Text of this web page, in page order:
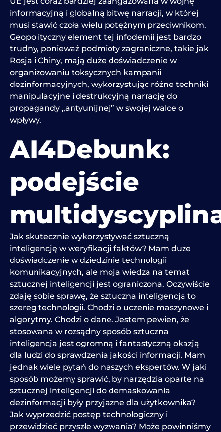
informacyjną i globalną bitwę narracji, w której
musi stawić czoła wielu potężnym przeciwnikom.
Geopolityczny element tej infodemii jest bardzo
trudny, ponieważ podmioty zagraniczne, takie jak
Rosja i Chiny, mają duże doświadczenie w
organizowaniu toksycznych kampanii
dezinformacyjnych, wykorzystując różne techniki
manipulacyjne i destrukcyjną narrację do
propagandy „antyunijnej” w swojej walce o
wpływy.
AI4Debunk:
podejście
Jak skutecznie wykorzystywać sztuczną
inteligencję w weryfikacji faktów? Mam duże
doświadczenie w dziedzinie technologii
komunikacyjnych, ale moja wiedza na temat
sztucznej inteligencji jest ograniczona. Oczywiście
zdaję sobie sprawę, że sztuczna inteligencja to
szereg technologii. Chodzi o uczenie maszynowe i
algorytmy. Chodzi o dane. Jestem pewien, że
stosowana w rozsądny sposób sztuczna
inteligencja jest ogromną i fantastyczną okazją
dla ludzi do sprawdzenia jakości informacji. Mam
jednak wiele pytań do naszych ekspertów. W jaki
sposób możemy sprawić, by narzędzia oparte na
sztucznej inteligencji do demaskowania
dezinformacji były przyjazne dla użytkownika?
Jak wyprzedzić postęp technologiczny i
przewidzieć przyszłe wyzwania? Może powinniśmy